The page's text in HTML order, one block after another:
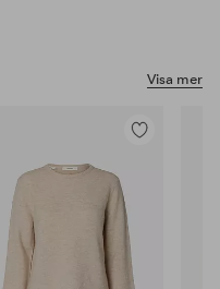
Visa mer
Lägg
favoriter